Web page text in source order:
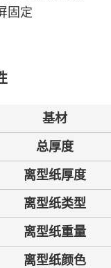
固定
基材
总厚度
离型纸厚度
离型纸类型
离型纸重量
离型纸颜色